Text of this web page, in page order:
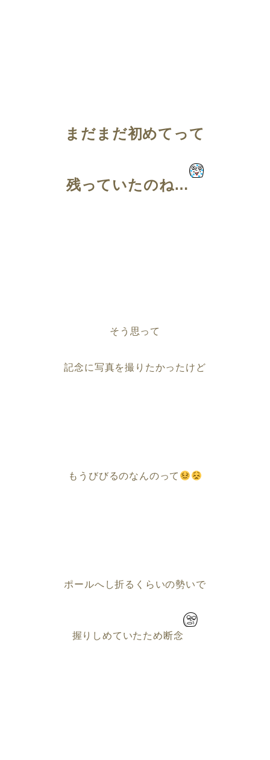
まだまだ初めてって
残っていたのね…
そう思って
記念に写真を撮りたかったけど
もうびびるのなんのって
ポールへし折るくらいの勢いで
握りしめていたため断念